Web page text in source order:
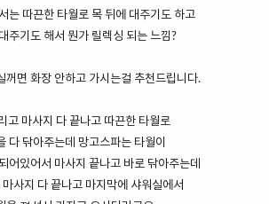
는 따끈한 타월로 목 뒤에 대주기도 하고
주기도 해서 뭔가 릴렉싱 되는 느낌?
꺼면 화장 안하고 가시는걸 추천드립니다.
고 마사지 다 끝나고 따끈한 타월로
다 닦아주는데 망고스파는 타월이
어있어서 마사지 끝나고 바로 닦아주는데
마사지 다 끝나고 마지막에 샤워실에서